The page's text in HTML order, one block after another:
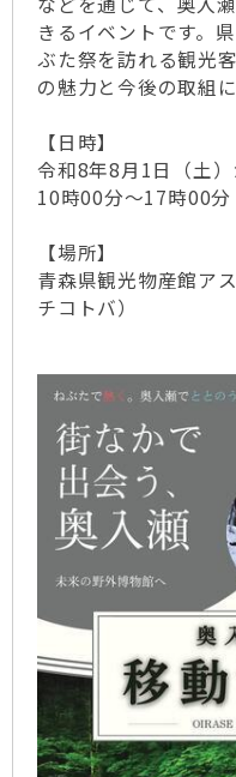
きるイベントです。
ぶた祭を訪れる観光
の魅力と今後の取組
【日時】
令和8年8月1日（土）
10時00分～17時00分
【場所】
青森県観光物産館
チコトバ）